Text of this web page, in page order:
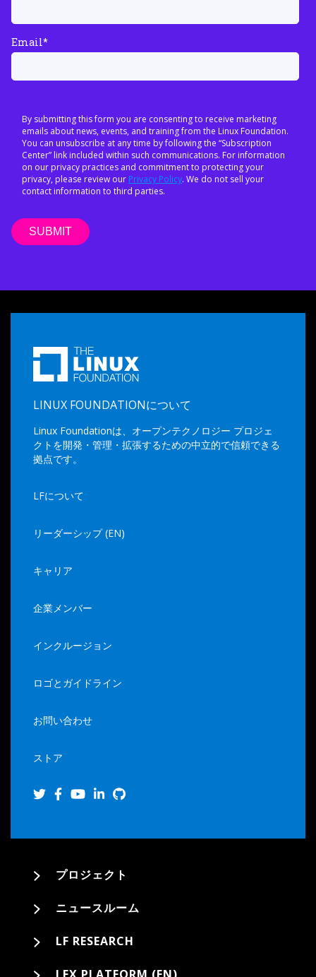
Email*
By submitting this form you are consenting to receive marketing
emails about news, events, and training from the Linux Foundation.
You can unsubscribe at any time by following the “Subscription
Center” link included within such communications. For information
on our privacy practices and commitment to protecting your
privacy, please review our Privacy Policy. We do not sell your
contact information to third parties.
LINUX FOUNDATIONについて
Linux Foundationは、オープンテクノロジー プロジェ
クトを開発・管理・拡張するための中立的で信頼できる
拠点です。
LFについて
リーダーシップ (EN)
キャリア
企業メンバー
インクルージョン
ロゴとガイドライン
お問い合わせ
ストア
プロジェクト
ニュースルーム
LF RESEARCH